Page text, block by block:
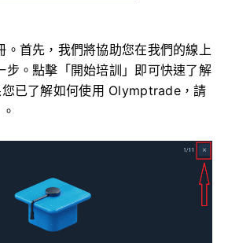
。首先，我們將協助您在我們的線上
步。點擊「開始培訓」即可快速了解
已了解如何使用 Olymptrade，請